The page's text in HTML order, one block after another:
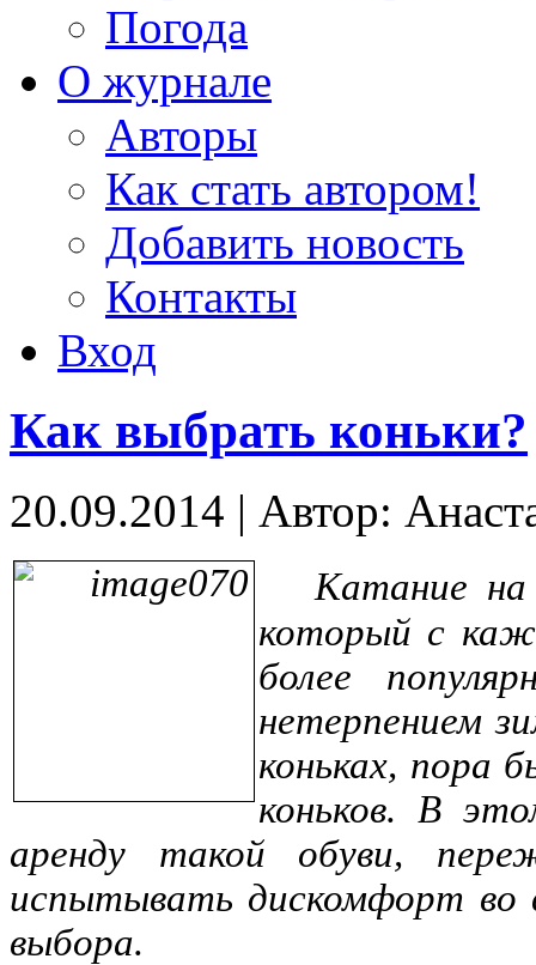
Погода
О журнале
Авторы
Как стать автором!
Добавить новость
Контакты
Вход
Как выбрать коньки?
20.09.2014 | Автор:
Катание на
который с
более
нетерпением
коньках, пора
коньков. В
аренду такой обуви,
испытывать дискомфорт во
выбора.